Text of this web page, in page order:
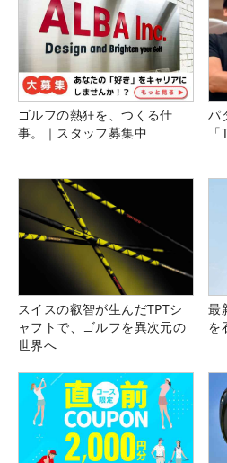
ゴルフの熱狂を、つくる仕
事。｜スタッフ募集中
パ
スイスの叡智が生んだTPTシ
ャフトで、ゴルフを異次元の
世界へ
最
を